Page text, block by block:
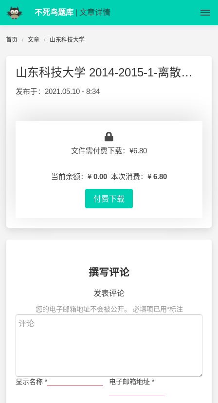
不死鸟题库 | 文章详情
首页 文章 山东科技大学
山东科技大学 2014-2015-1-离散数学-期末考试题-A卷
发布于： 2021.05.10 - 8:34
文件需付费下载：¥6.80
当前余额：¥ 0.00 本次消费：¥ 6.80
付费下载
撰写评论
发表评论
您的电子邮箱地址不会被公开。 必填项已用*标注
显示名称 * 电子邮箱地址 *